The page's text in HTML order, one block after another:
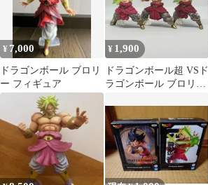
¥ 7,000
ドラゴンボール ブロリ
ー フィギュア
¥ 1,900
ドラゴンボール超 VSド
ラゴンボール ブロリー